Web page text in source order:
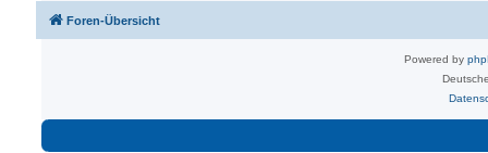
Foren-Übersicht
Powered by